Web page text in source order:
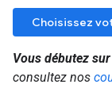
Choisissez
Vous débutez
consultez nos